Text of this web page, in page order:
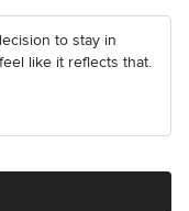
to stay in
like it reflects that.